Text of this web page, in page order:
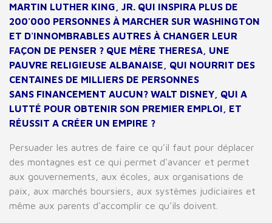
MARTIN LUTHER KING, JR. QUI INSPIRA PLUS DE
200'000 PERSONNES À MARCHER SUR WASHINGTON
ET D'INNOMBRABLES AUTRES À CHANGER LEUR
FAÇON DE PENSER ? QUE MÈRE THERESA, UNE
PAUVRE RELIGIEUSE ALBANAISE, QUI NOURRIT DES
CENTAINES DE MILLIERS DE PERSONNES
SANS FINANCEMENT AUCUN? WALT DISNEY, QUI A
LUTTÉ POUR OBTENIR SON PREMIER EMPLOI, ET
RÉUSSIT A CRÉER UN EMPIRE ?
Persuader les autres de faire ce qu'il faut pour déplacer
des montagnes est ce qui permet d'avancer et permet
aux gouvernements, aux écoles, aux organisations de
paix, aux marchés boursiers, aux systèmes judiciaires et
même aux parents d'accomplir ce qu'ils doivent.